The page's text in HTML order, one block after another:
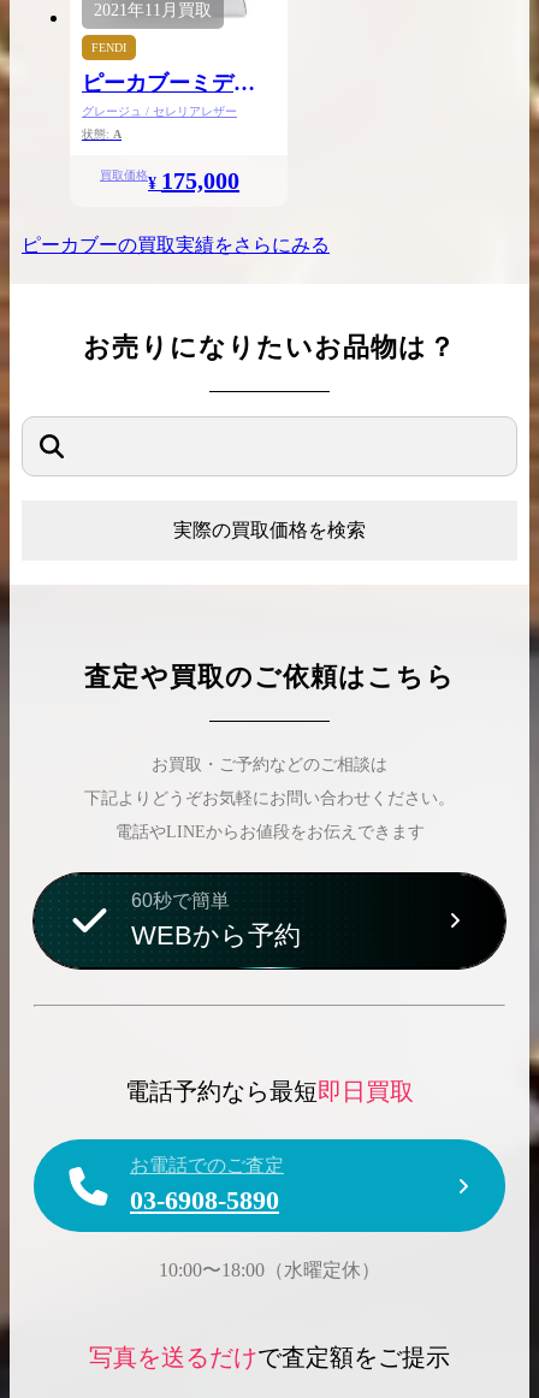
2021年11月 買取
FENDI
ピーカブーミディ
アム
グレージュ / セレリアレザー
状態: A
買取価格¥ 175,000
ピーカブーの買取実績をさらにみる
お売りになりたいお品物は？
実際の買取価格を検索
査定や買取のご依頼はこちら
お買取・ご予約などのご相談は
下記よりどうぞお気軽にお問い合わせください。
電話やLINEからお値段をお伝えできます
60秒で簡単
WEBから予約
電話予約なら最短即日買取
お電話でのご査定
03-6908-5890
10:00〜18:00（水曜定休）
写真を送るだけで査定額をご提示